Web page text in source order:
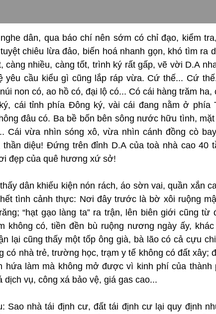
dân, qua báo chí nên sớm có chỉ đạo, kiểm
chiêu lừa đảo, biến hoá nhanh gọn, khó tìm ra
càng nhiều, càng tốt, trình ký rất gấp, vẽ vời D.A
yêu cầu kiểu gì cũng lắp ráp vừa. Cứ thế... Cứ
non có, ao hồ có, đại lộ có... Có cái hàng trăm ha,
cái tỉnh phía Đông ký, vài cái đang nằm ở phía
đâu có. Ba bề bốn bên sông nước hữu tình,
Cái vừa nhìn sóng xô, vừa nhìn cánh đồng cò
thần diệu! Đứng trên đỉnh D.A của toà nhà cao 40
đẹp của quê hương xứ sở!
dân khiếu kiện nón rách, áo sờn vai, quần xắn
tình cảnh thực: Nơi đây trước là bờ xôi ruộng
“hạt gạo làng ta” ra trận, lên biên giới cũng từ
không có, tiền đền bù ruộng nương ngày ấy,
lại cũng thấy một tốp ông già, bà lão có cả cựu
có nhà trẻ, trường học, trạm y tế không có đất xây;
hứa làm mà không mở được vì kinh phí của thành
vụ, công xá bảo vệ, giá gas cao...
Sao nhà tái định cư, đất tái định cư lại quy định